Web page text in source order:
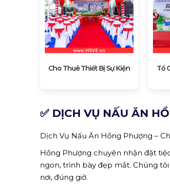
Cho Thuê Thiết Bị Sự Kiện Tổ
✅ DỊCH VỤ NẤU ĂN
Dịch Vụ Nấu Ăn Hồng Phượng –
Hồng Phượng chuyên nhận đặt
ngon, trình bày đẹp mắt. Chúng
nơi, đúng giờ.